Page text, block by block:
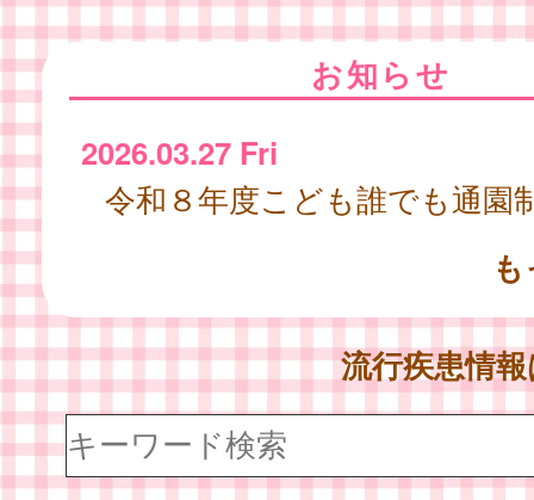
お知らせ
2026.03.27 Fri
令和８年度こども誰でも通園
流行疾患情